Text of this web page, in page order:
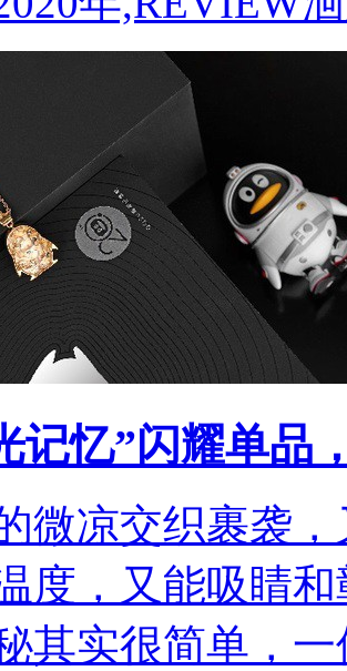
记忆”闪耀单品
微凉交织裹袭
度，又能吸睛
其实很简单，